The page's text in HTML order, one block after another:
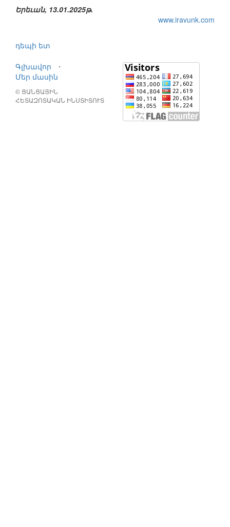
Երեւան, 13.01.2025թ.
www.iravunk.com
դեպի ետ
Գլխավոր
⋅
Մեր մասին
© ՑԱՆՑԱՅԻՆ
ՀԵՏԱԶՈՏԱԿԱՆ ԻՆՍՏԻՏՈՒՏ